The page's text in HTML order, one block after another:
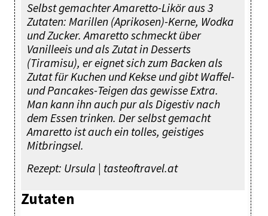
Selbst gemachter Amaretto-Likör aus 3
Zutaten: Marillen (Aprikosen)-Kerne, Wodka
und Zucker. Amaretto schmeckt über
Vanilleeis und als Zutat in Desserts
(Tiramisu), er eignet sich zum Backen als
Zutat für Kuchen und Kekse und gibt Waffel-
und Pancakes-Teigen das gewisse Extra.
Man kann ihn auch pur als Digestiv nach
dem Essen trinken. Der selbst gemacht
Amaretto ist auch ein tolles, geistiges
Mitbringsel.
Rezept: Ursula | tasteoftravel.at
Zutaten